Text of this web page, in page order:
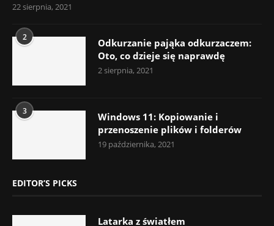
22 sierpnia, 2021
2
Odkurzanie pająka odkurzaczem:
Oto, co dzieje się naprawdę
2 sierpnia, 2021
3
Windows 11: Kopiowanie i
przenoszenie plików i folderów
19 października, 2021
EDITOR’S PICKS
Latarka z światłem